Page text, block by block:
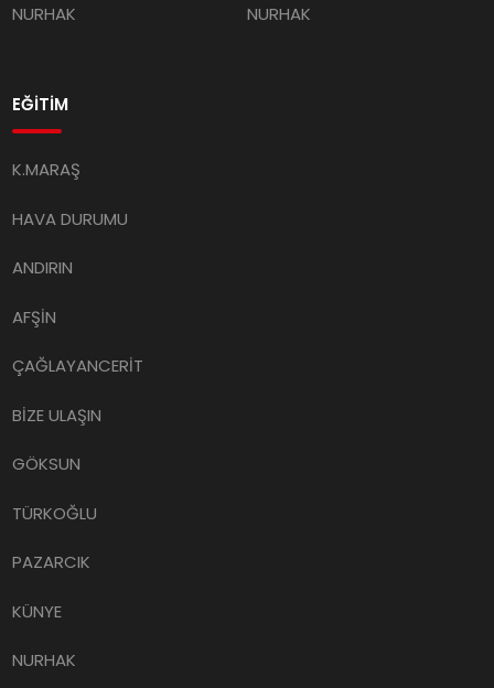
NURHAK NURHAK
EĞİTİM
K.MARAŞ
HAVA DURUMU
ANDIRIN
AFŞİN
ÇAĞLAYANCERİT
BİZE ULAŞIN
GÖKSUN
TÜRKOĞLU
PAZARCIK
KÜNYE
NURHAK